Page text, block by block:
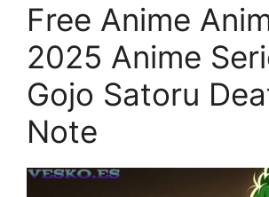
Free Anime
2025 Anime
Gojo Satoru
Note